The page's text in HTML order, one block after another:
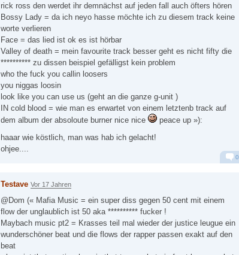
rick ross den werdet ihr demnächst auf jeden fall auch öfters hören
Bossy Lady = da ich neyo hasse möchte ich zu diesem track keine
worte verlieren
Face = das lied ist ok es ist hörbar
Valley of death = mein favourite track besser geht es nicht fifty die
********** zu dissen beispiel gefälligst kein problem
who the fuck you callin loosers
you niggas loosin
look like you can use us (geht an die ganze g-unit )
IN cold blood = wie man es erwartet von einem letztenb track auf
dem album der absoloute burner nice nice
peace up »):
haaar wie köstlich, man was hab ich gelacht!
ohjee....
0
Testave Vor 17 Jahren
@Dom (« Mafia Music = ein super diss gegen 50 cent mit einem
flow der unglaublich ist 50 aka ********** fucker !
Maybach music pt2 = Krasses teil mal wieder der justice leugue ein
wunderschöner beat und die flows der rapper passen exakt auf den
beat